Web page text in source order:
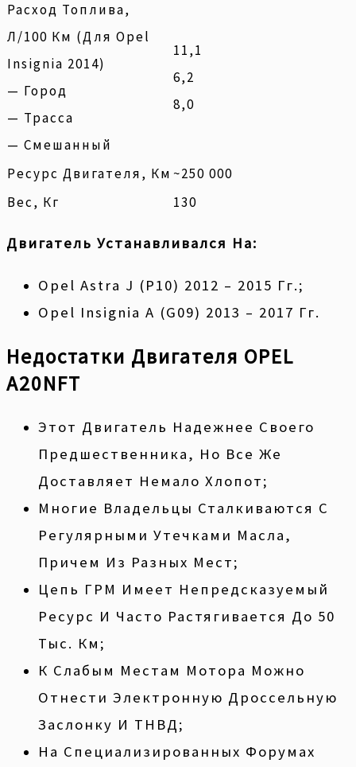
Расход Топлива,
Л/100 Км (для Opel
Insignia 2014)
— Город
— Трасса
— Смешанный
11,1
6,2
8,0
Ресурс Двигателя, Км ~250 000
Вес, Кг
130
Двигатель Устанавливался На:
Opel Astra J (P10) 2012 – 2015 Гг.;
Opel Insignia A (G09) 2013 – 2017 Гг.
Недостатки Двигателя OPEL
A20NFT
Этот Двигатель Надежнее Своего
Предшественника, Но Все Же
Доставляет Немало Хлопот;
Многие Владельцы Сталкиваются С
Регулярными Утечками Масла,
Причем Из Разных Мест;
Цепь ГРМ Имеет Непредсказуемый
Ресурс И Часто Растягивается До 50
Тыс. Км;
К Слабым Местам Мотора Можно
Отнести Электронную Дроссельную
Заслонку И ТНВД;
На Специализированных Форумах